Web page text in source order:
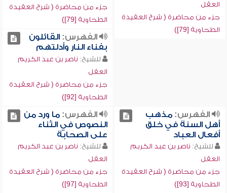
العقل
جزء من محاضرة ( شرح العقيدة
الطحاوية [79])
جزء من محاضرة ( شرح العقيدة
الطحاوية [79])
الفهرس:القائلون
بفناء النار وأدلتهم
للشيخ: ناصر بن عبد الكريم
العقل
جزء من محاضرة ( شرح العقيدة
الطحاوية [92])
الفهرس:مذهب
أهل السنة في خلق
أفعال العباد
للشيخ: ناصر بن عبد الكريم
العقل
جزء من محاضرة ( شرح العقيدة
الطحاوية [93])
الفهرس:ما ورد من
النصوص في الثناء
على الصحابة
للشيخ: ناصر بن عبد الكريم
العقل
جزء من محاضرة ( شرح العقيدة
الطحاوية [97])